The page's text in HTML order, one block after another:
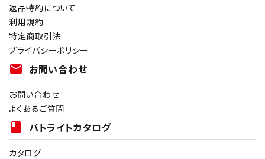
返品特約について
利用規約
特定商取引法
プライバシーポリシー
mail お問い合わせ
お問い合わせ
よくあるご質問
book パトライトカタログ
カタログ